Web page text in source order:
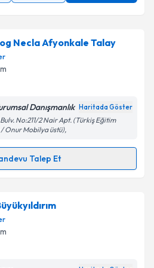
Necla Afyonkale Talay
Danışmanlık Haritada Göster
No:211/2 Nair Apt. (Türkiş Eğitim
/ Onur Mobilya üstü),
Talep Et
Talebi
Afyonkale Talay
Size bu uzmandan randevu
hazırlandığında e-posta ile